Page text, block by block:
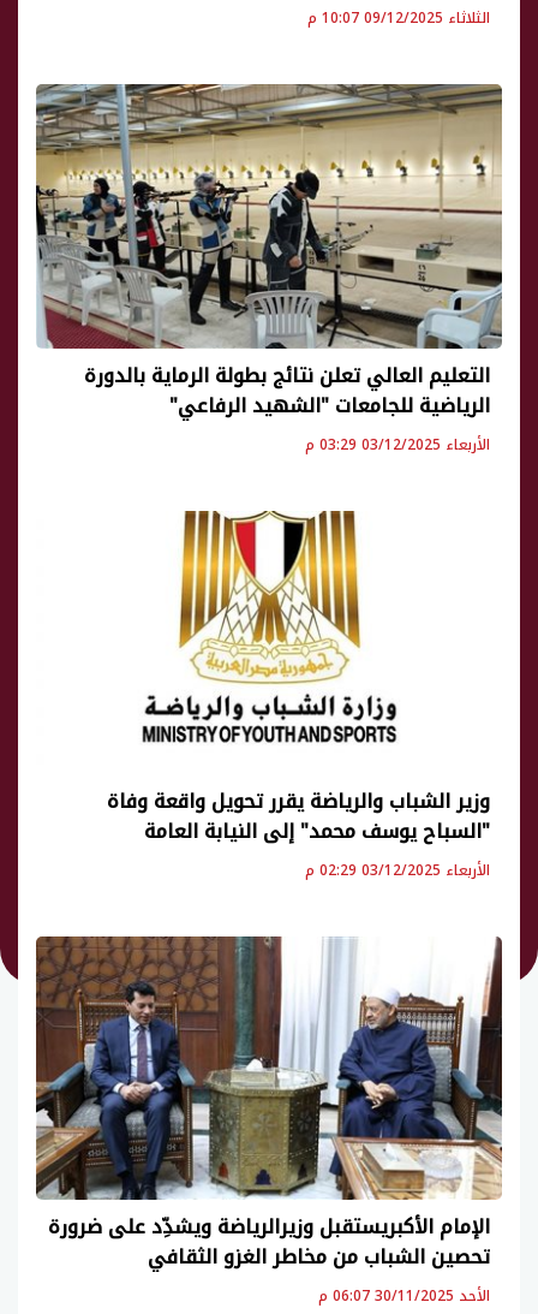
الثلاثاء 09/12/2025 10:07 م
التعليم العالي تعلن نتائج بطولة الرماية بالدورة
الرياضية للجامعات "الشهيد الرفاعي"
الأربعاء 03/12/2025 03:29 م
وزير الشباب والرياضة يقرر تحويل واقعة وفاة
"السباح يوسف محمد" إلى النيابة العامة
الأربعاء 03/12/2025 02:29 م
الإمام الأكبريستقبل وزيرالرياضة ويشدِّد على ضرورة
تحصين الشباب من مخاطر الغزو الثقافي
الأحد 30/11/2025 06:07 م